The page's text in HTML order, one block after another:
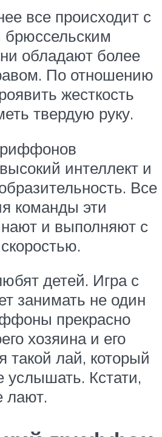
все происходит с
брюссельским
обладают более
По отношению
жесткость
твердую руку.
интеллект и
Все
команды эти
и выполняют с
детей. Игра с
занимать не один
прекрасно
хозяина и его
такой лай, который
услышать. Кстати,
лают.